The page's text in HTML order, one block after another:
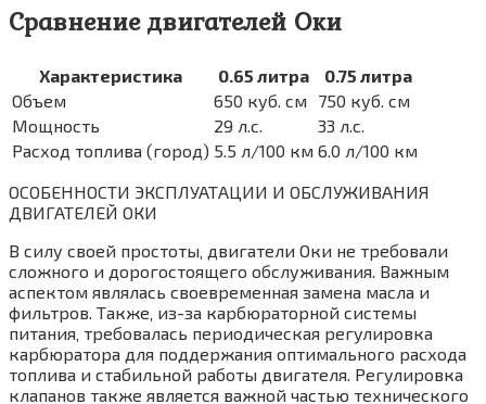
Сравнение двигателей Оки
Характеристика 0.65 литра
0.75 литра
Объем
650 куб. см
750 куб. см
Мощность
29 л.с.
33 л.с.
Расход топлива (город) 5.5 л/100 км 6.0 л/100 км
ОСОБЕННОСТИ ЭКСПЛУАТАЦИИ И ОБСЛУЖИВАНИЯ
ДВИГАТЕЛЕЙ ОКИ
В силу своей простоты‚ двигатели Оки не требовали
сложного и дорогостоящего обслуживания. Важным
аспектом являлась своевременная замена масла и
фильтров. Также‚ из-за карбюраторной системы
питания‚ требовалась периодическая регулировка
карбюратора для поддержания оптимального расхода
топлива и стабильной работы двигателя. Регулировка
клапанов также является важной частью технического